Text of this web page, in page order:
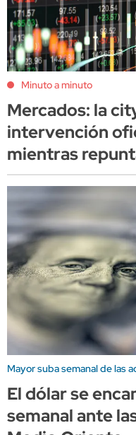
Minuto a minuto
Mercados: la
intervención
mientras
Mayor suba semanal de las
El dólar se
semanal ante